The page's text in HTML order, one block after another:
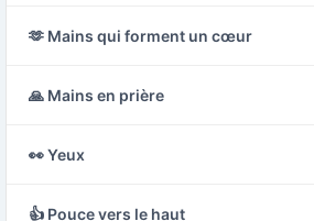
🫶 Mains qui forment un cœur
🙏 Mains en prière
👀 Yeux
👍 Pouce vers le haut